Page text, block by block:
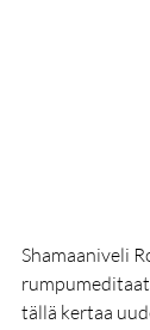
Shamaaniveli
tällä kertaa